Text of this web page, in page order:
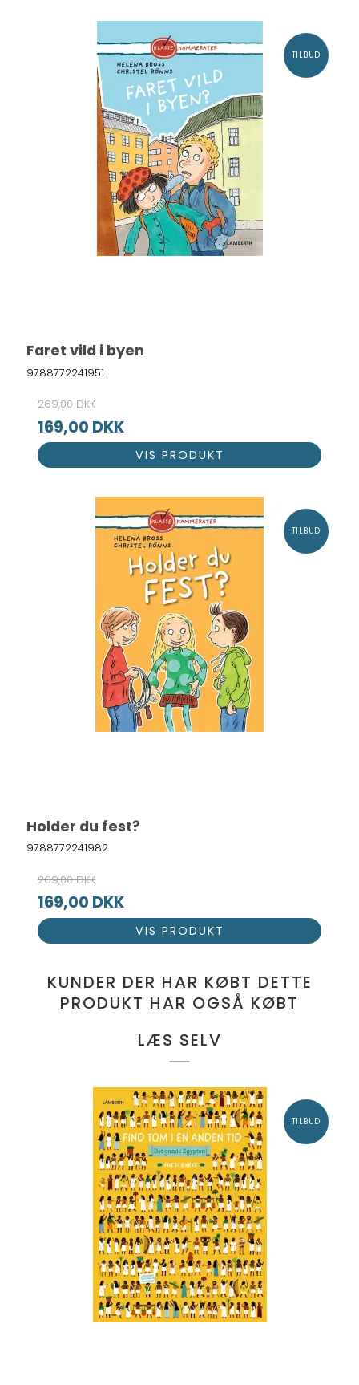
TILBUD
Faret vild i byen
9788772241951
269,00 DKK
169,00 DKK
VIS PRODUKT
TILBUD
Holder du fest?
9788772241982
269,00 DKK
169,00 DKK
VIS PRODUKT
KUNDER DER HAR KØBT DETTE
PRODUKT HAR OGSÅ KØBT
LÆS SELV
TILBUD